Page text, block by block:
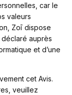
car le
valeurs
Zoī dispose
déclaré auprès
et d’une
cet Avis.
veuillez